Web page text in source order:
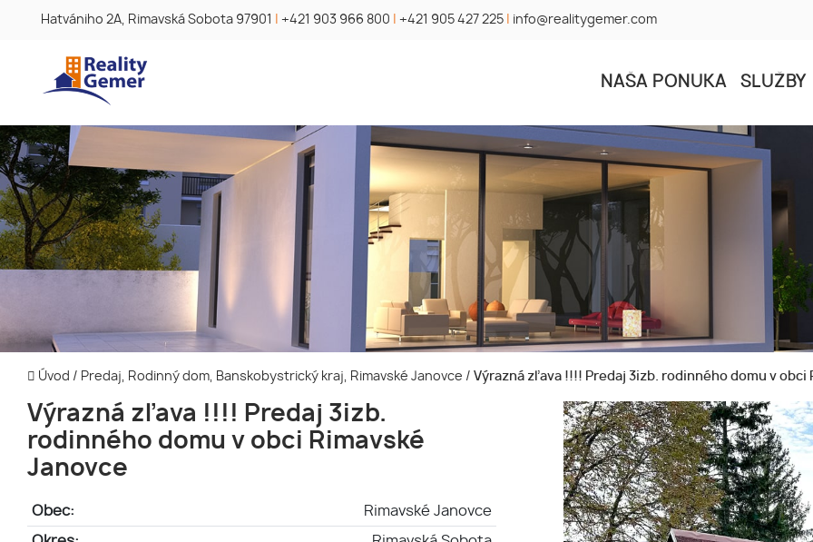
Hatvániho 2A, Rimavská Sobota 97901 +421 903 966 800 +421 905 427 225 info@realitygemer.com
NAŠA PONUKA SLUŽBY
Úvod / Predaj, Rodinný dom, Banskobystrický kraj, Rimavské Janovce / Výrazná zľava !!!! Predaj 3izb. rodinného domu v obci
Výrazná zľava !!!! Predaj 3izb.
rodinného domu v obci Rimavské
Janovce
Obec: Rimavské Janovce